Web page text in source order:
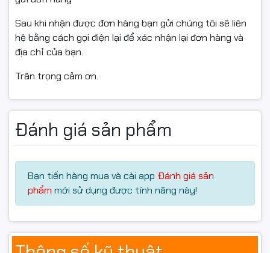
dàng kết nối với màn hình, máy in, thiết bị lưu trữ và
các thiết bị ngoại vi khác.
Sau khi nhận được đơn hàng bạn gửi chúng tôi sẽ liên
hệ bằng cách gọi điện lại để xác nhận lại đơn hàng và
địa chỉ của bạn.
Trân trọng cảm ơn.
Đánh giá sản phẩm
Bạn tiến hàng mua và cài app Đánh giá sản
phẩm mới sử dụng được tính năng này!